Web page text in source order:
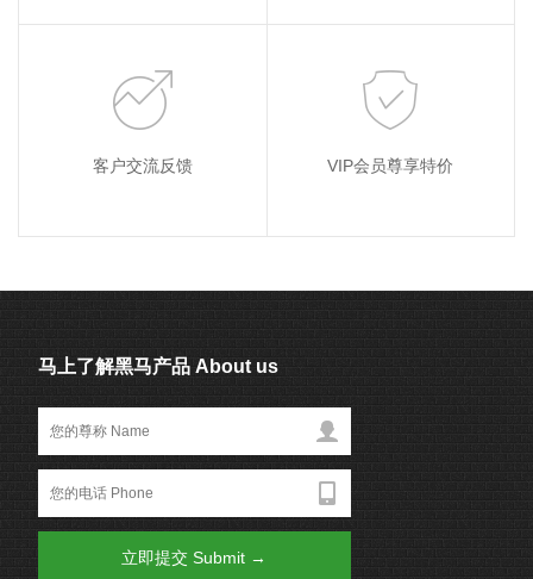
客户交流反馈 VIP会员尊享特价
马上了解黑马产品 About us